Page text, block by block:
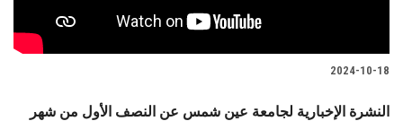
2024-10-18
النشرة الإخبارية لجامعة عين شمس عن النصف الأول من شهر